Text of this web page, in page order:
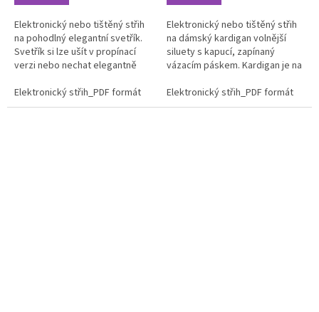
Elektronický nebo tištěný střih
na pohodlný elegantní svetřík.
Svetřík si lze ušít v propínací
verzi nebo nechat elegantně
variant: Formát...
Elektronický střih_PDF formát
Elektronický nebo tištěný střih
na dámský kardigan volnější
siluety s kapucí, zapínaný
vázacím páskem. Kardigan je na
princesovým švem, v jehož...
Elektronický střih_PDF formát